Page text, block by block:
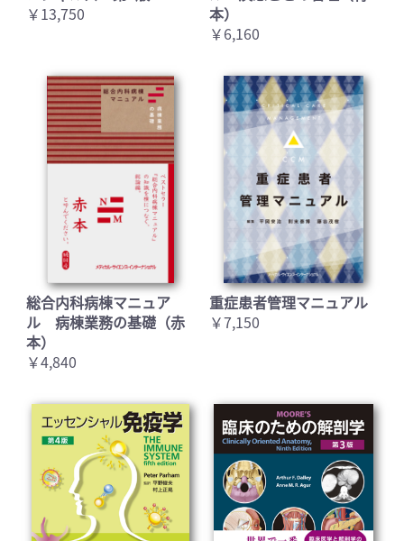
￥13,750
本）
￥6,160
総合内科病棟マニュア
ル 病棟業務の基礎（赤
本）
￥4,840
重症患者管理マニュアル
￥7,150